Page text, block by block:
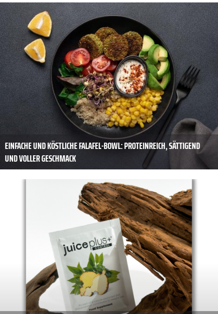
EINFACHE UND KÖSTLICHE FALAFEL-BOWL: PROTEINREICH, SÄTTIGEND
UND VOLLER GESCHMACK